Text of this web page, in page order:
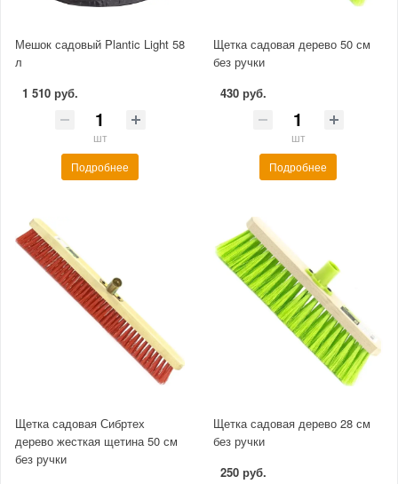
Мешок садовый Plantic Light 58
л
1 510 руб.
шт
Подробнее
Щетка садовая дерево 50 см
без ручки
430 руб.
шт
Подробнее
Щетка садовая Сибртех
дерево жесткая щетина 50 см
без ручки
Щетка садовая дерево 28 см
без ручки
250 руб.